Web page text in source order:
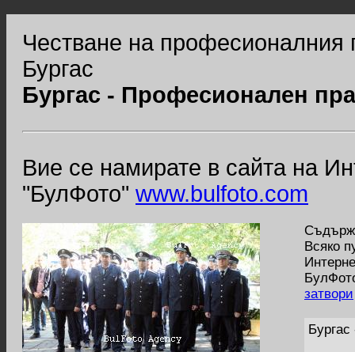
Честване на
Бургас
Бургас - Професионален
Вие се намирате в сайта на
"БулФото" www.bulfoto.com
Всяко
затвори